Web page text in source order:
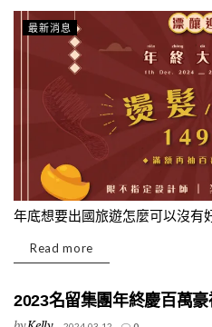
最新消息
年底想要出國旅遊怎麼可以沒有
Read more
2023名留集團年終慶百萬